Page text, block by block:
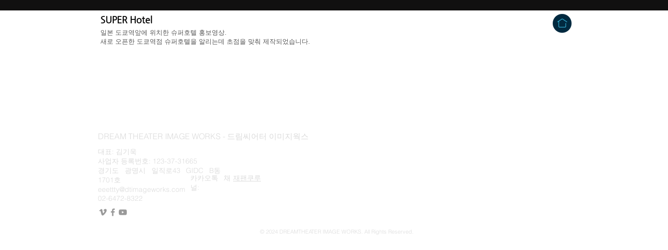
SUPER Hotel
일본 도쿄역앞에 위치한 슈퍼호텔 홍보영상.
새로 오픈한 도쿄역점 슈퍼호텔을 알리는데 초점을 맞춰 제작되었습니다.
DREAM THEATER IMAGE WORKS - 드림씨어터 이미지웍스
대표: 김기욱
사업자 등록번호: 123-37-31665
경기도 광명시 일직로43 GIDC B동
1701호
eeettty@dtimageworks.com
02-6472-8322
카카오톡 채
널:
재팬쿠루
© 2024 DREAMTHEATER IMAGE WORKS. All Rights Reserved.